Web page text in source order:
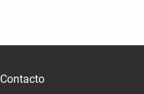
Contacto